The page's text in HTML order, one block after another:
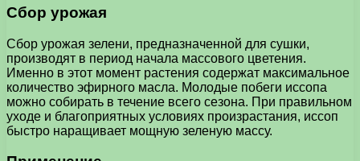
Сбор урожая
Сбор урожая зелени, предназначенной для сушки,
производят в период начала массового цветения.
Именно в этот момент растения содержат максимальное
количество эфирного масла. Молодые побеги иссопа
можно собирать в течение всего сезона. При правильном
уходе и благоприятных условиях произрастания, иссоп
быстро наращивает мощную зеленую массу.